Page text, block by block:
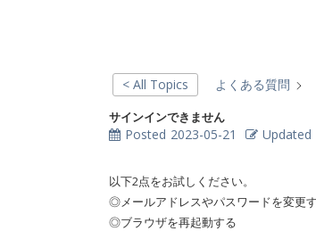
< All Topics よくある質問
サインインできません
Posted 2023-05-21 Updated
以下2点をお試しください。
◎メールアドレスやパスワードを変更
◎ブラウザを再起動する